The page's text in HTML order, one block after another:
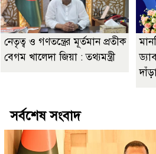
নেতৃত্ব ও গণতন্ত্রের মূর্তমান প্রতীক
বেগম খালেদা জিয়া : তথ্যমন্ত্রী
সর্বশেষ সংবাদ